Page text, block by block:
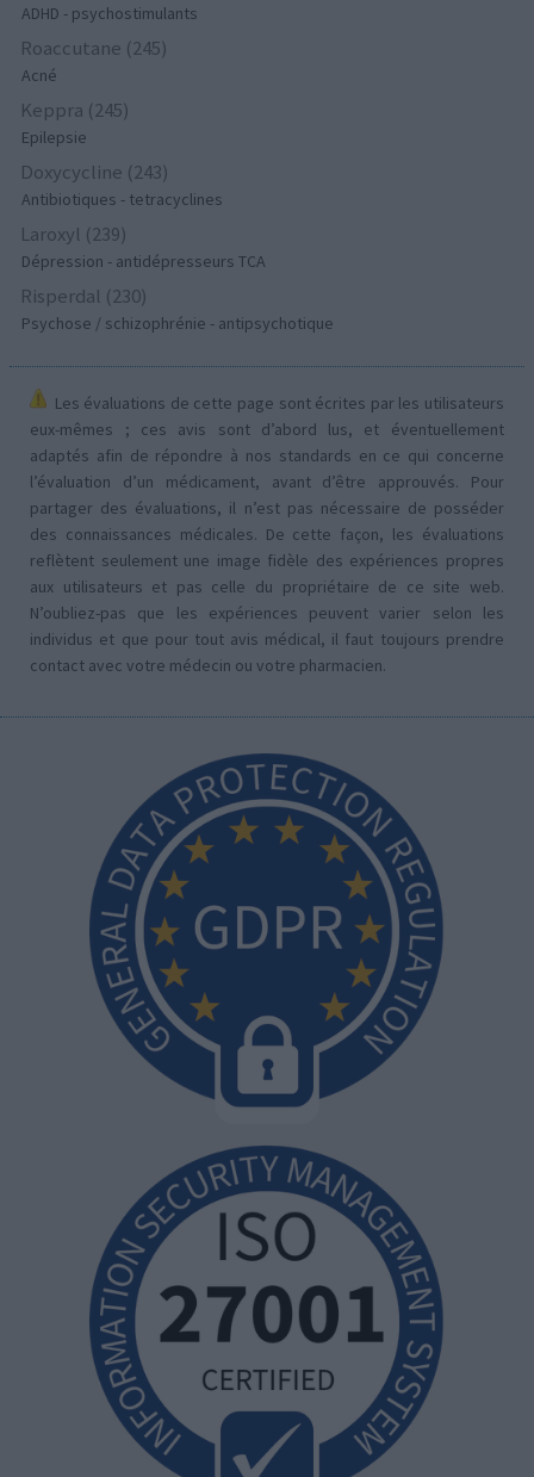
ADHD - psychostimulants
Roaccutane (245)
Acné
Keppra (245)
Epilepsie
Doxycycline (243)
Antibiotiques - tetracyclines
Laroxyl (239)
Dépression - antidépresseurs TCA
Risperdal (230)
Psychose / schizophrénie - antipsychotique
Les évaluations de cette page sont écrites par les utilisateurs
eux-mêmes ; ces avis sont d’abord lus, et éventuellement
adaptés afin de répondre à nos standards en ce qui concerne
l’évaluation d’un médicament, avant d’être approuvés. Pour
partager des évaluations, il n’est pas nécessaire de posséder
des connaissances médicales. De cette façon, les évaluations
reflètent seulement une image fidèle des expériences propres
aux utilisateurs et pas celle du propriétaire de ce site web.
N’oubliez-pas que les expériences peuvent varier selon les
individus et que pour tout avis médical, il faut toujours prendre
contact avec votre médecin ou votre pharmacien.